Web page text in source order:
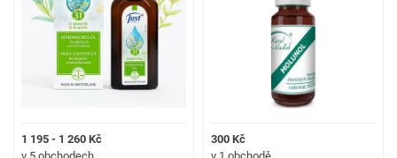
1 195 - 1 260 Kč
300 Kč